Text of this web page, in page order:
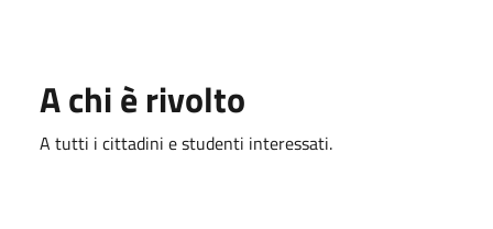
A chi è rivolto
A tutti i cittadini e studenti interessati.